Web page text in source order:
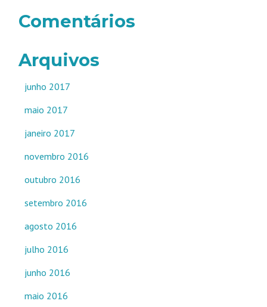
Comentários
Arquivos
junho 2017
maio 2017
janeiro 2017
novembro 2016
outubro 2016
setembro 2016
agosto 2016
julho 2016
junho 2016
maio 2016